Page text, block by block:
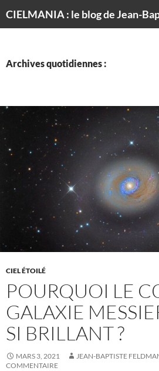
Archives quotidiennes :
CIEL ÉTOILÉ
POURQUOI LE
GALAXIE
SI BRILLANT ?
MARS 3, 2021 JEAN-BAPTISTE
COMMENTAIRE